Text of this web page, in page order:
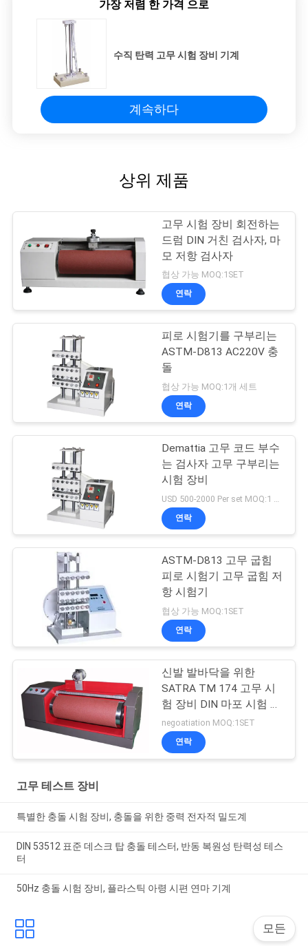
가장 저렴 한 가격 으로
수직 탄력 고무 시험 장비 기계
계속하다
상위 제품
고무 시험 장비 회전하는
드럼 DIN 거친 검사자, 마
모 저항 검사자
협상 가능 MOQ:1SET
연락
피로 시험기를 구부리는
ASTM-D813 AC220V 충
돌
협상 가능 MOQ:1개 세트
연락
Demattia 고무 코드 부수
는 검사자 고무 구부리는
시험 장비
연락
ASTM-D813 고무 굽힘
피로 시험기 고무 굽힘 저
항 시험기
협상 가능 MOQ:1SET
연락
신발 발바닥을 위한
SATRA TM 174 고무 시
험 장비 DIN 마포 시험 장
비
negoatiation MOQ:1SET
연락
고무 테스트 장비
특별한 충돌 시험 장비, 충돌을 위한 중력 전자적 밀도계
DIN 53512 표준 데스크 탑 충돌 테스터, 반동 복원성 탄력성 테스
터
50Hz 충돌 시험 장비, 플라스틱 아령 시편 연마 기계
모든